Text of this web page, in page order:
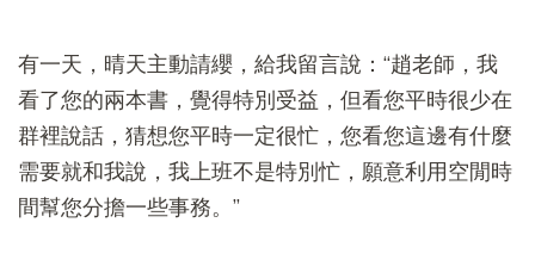
有一天，晴天主動請纓，給我留言說：“趙老師，我
看了您的兩本書，覺得特別受益，但看您平時很少在
群裡說話，猜想您平時一定很忙，您看您這邊有什麼
需要就和我說，我上班不是特別忙，願意利用空閒時
間幫您分擔一些事務。”